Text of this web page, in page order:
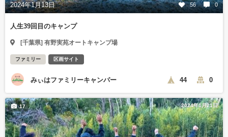
2024年1月13日 56 0
人生39回目のキャンプ
[千葉県] 有野実苑オートキャンプ場
ファミリー 区画サイト
みぃはファミリーキャンパー 44 0
2024年1月21日
17